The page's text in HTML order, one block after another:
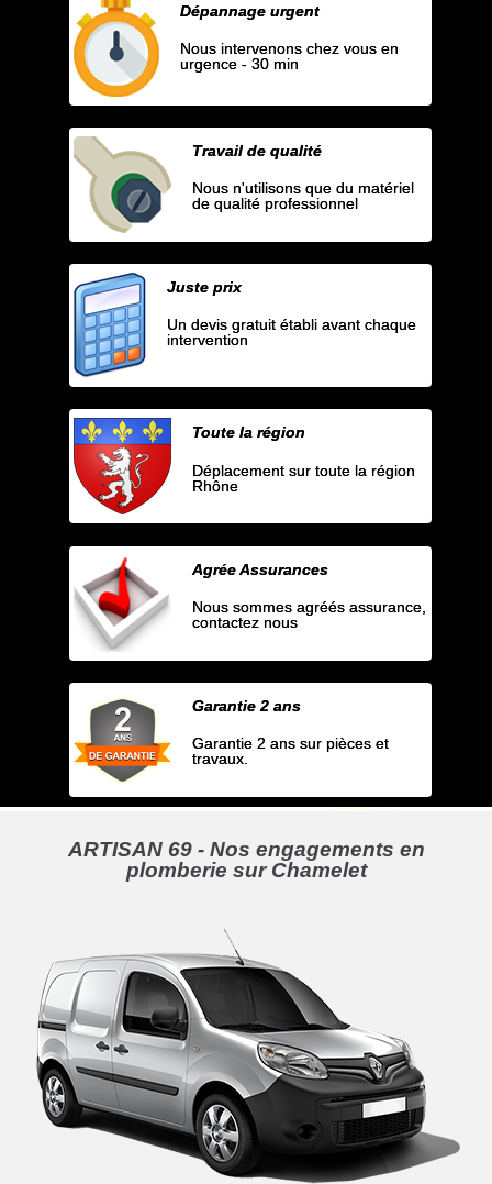
Dépannage urgent
Nous intervenons chez vous en
urgence - 30 min
Travail de qualité
Nous n'utilisons que du matériel
de qualité professionnel
Juste prix
Un devis gratuit établi avant chaque
intervention
Toute la région
Déplacement sur toute la région
Rhône
Agrée Assurances
Nous sommes agréés assurance,
contactez nous
Garantie 2 ans
Garantie 2 ans sur pièces et
travaux.
ARTISAN 69 - Nos engagements en
plomberie sur Chamelet